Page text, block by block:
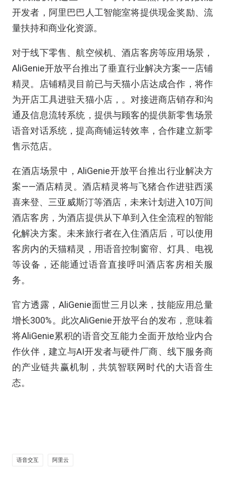
开发者，阿里巴巴人工智能室将提供现金奖励、流
量扶持和商业化资源。
对于线下零售、航空候机、酒店客房等应用场景，
AliGenie开放平台推出了垂直行业解决方案——店铺
精灵。店铺精灵目前已与天猫小店达成合作，将作
为开店工具进驻天猫小店，。对接进商店销存和沟
通及信息流转系统，提供与顾客的提供新零售场景
语音对话系统，提高商铺运转效率，合作建立新零
售示范店。
在酒店场景中，AliGenie开放平台推出行业解决方
案——酒店精灵。酒店精灵将与飞猪合作进驻西溪
喜来登、三亚威斯汀等酒店，未来计划进入10万间
酒店客房，为酒店提供从下单到入住全流程的智能
化解决方案。未来旅行者在入住酒店后，可以使用
客房内的天猫精灵，用语音控制窗帘、灯具、电视
等设备，还能通过语音直接呼叫酒店客房相关服
务。
官方透露，AliGenie面世三月以来，技能应用总量
增长300%。此次AliGenie开放平台的发布，意味着
将AliGenie累积的语音交互能力全面开放给业内合
作伙伴，建立与AI开发者与硬件厂商、线下服务商
的产业链共赢机制，共筑智联网时代的大语音生
态。
语音交互 阿里云